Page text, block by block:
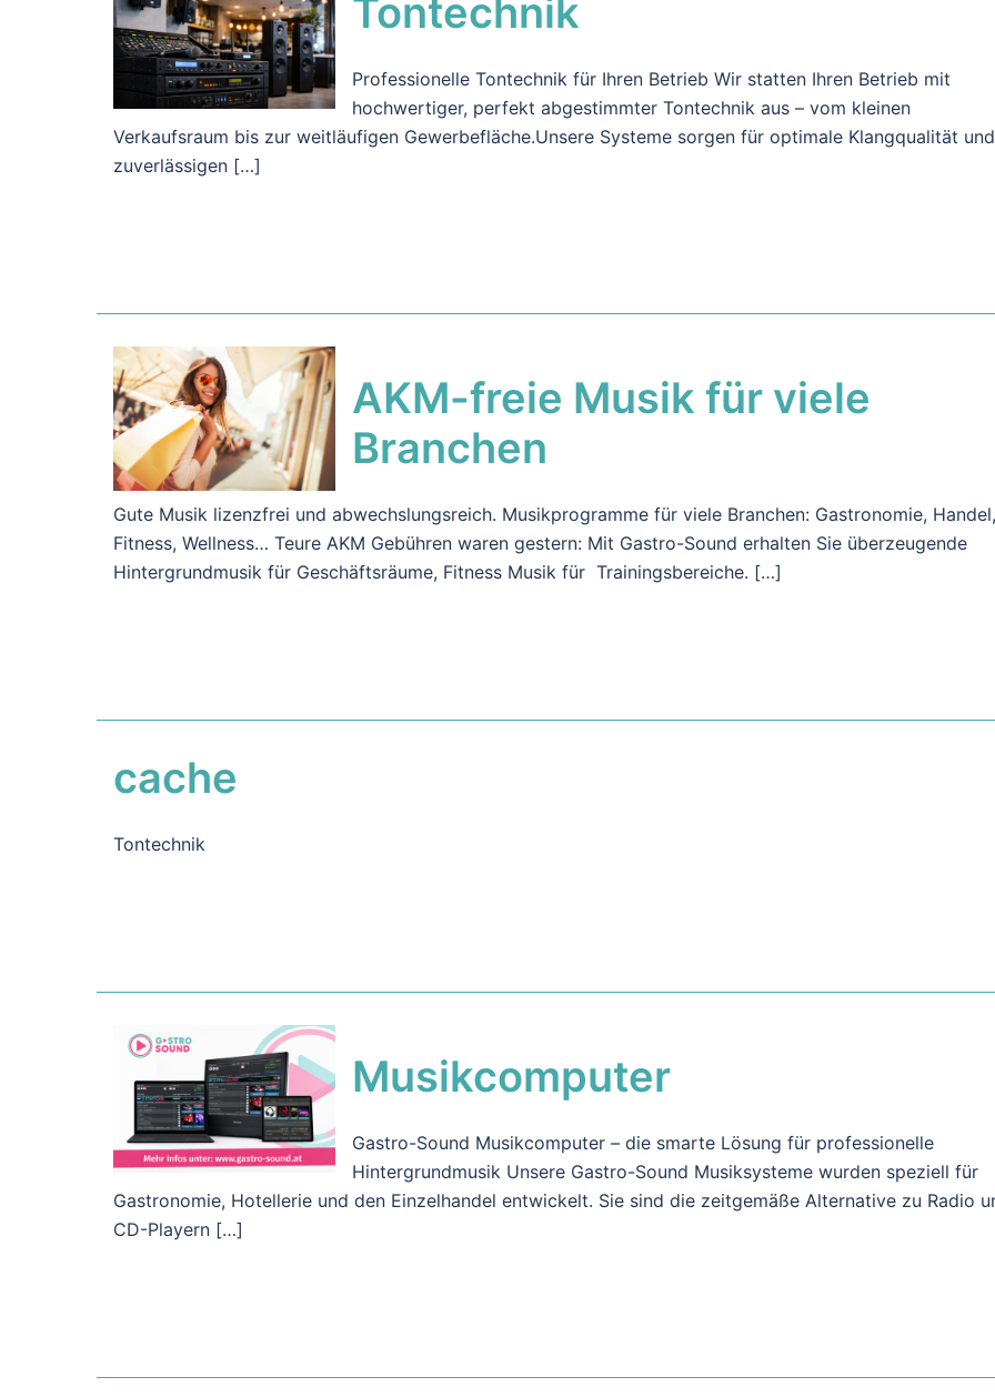
Tontechnik
Professionelle Tontechnik für Ihren Betrieb Wir statten Ihren Betrieb mit
hochwertiger, perfekt abgestimmter Tontechnik aus – vom kleinen
Verkaufsraum bis zur weitläufigen Gewerbefläche.Unsere Systeme sorgen für optimale Klangqualität und
zuverlässigen […]
AKM-freie Musik für viele
Branchen
Gute Musik lizenzfrei und abwechslungsreich. Musikprogramme für viele Branchen: Gastronomie, Handel,
Fitness, Wellness… Teure AKM Gebühren waren gestern: Mit Gastro-Sound erhalten Sie überzeugende
Hintergrundmusik für Geschäftsräume, Fitness Musik für Trainingsbereiche. […]
cache
Tontechnik
Musikcomputer
Gastro-Sound Musikcomputer – die smarte Lösung für professionelle
Hintergrundmusik Unsere Gastro-Sound Musiksysteme wurden speziell für
Gastronomie, Hotellerie und den Einzelhandel entwickelt. Sie sind die zeitgemäße Alternative zu Radio
CD-Playern […]